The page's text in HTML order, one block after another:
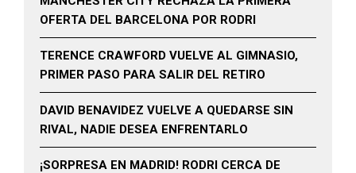
OFERTA DEL BARCELONA POR RODRI
TERENCE CRAWFORD VUELVE AL GIMNASIO,
PRIMER PASO PARA SALIR DEL RETIRO
DAVID BENAVIDEZ VUELVE A QUEDARSE SIN
RIVAL, NADIE DESEA ENFRENTARLO
¡SORPRESA EN MADRID! RODRI CERCA DE